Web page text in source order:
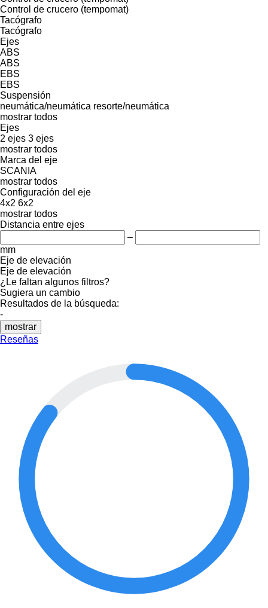
Control de crucero (tempomat)
Tacógrafo
Tacógrafo
Ejes
ABS
ABS
EBS
EBS
Suspensión
neumática/neumática resorte/neumática
mostrar todos
Ejes
2 ejes 3 ejes
mostrar todos
Marca del eje
SCANIA
mostrar todos
Configuración del eje
4x2 6x2
mostrar todos
Distancia entre ejes
–
mm
Eje de elevación
Eje de elevación
¿Le faltan algunos filtros?
Sugiera un cambio
Resultados de la búsqueda:
-
mostrar
Reseñas